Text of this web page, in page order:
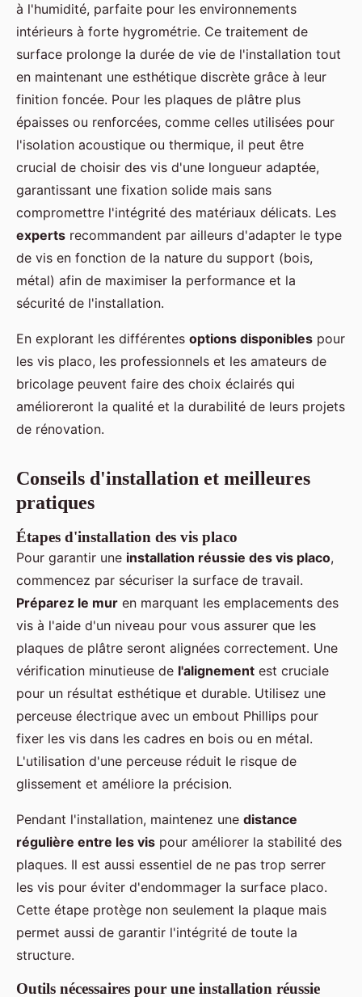
à l'humidité, parfaite pour les environnements
intérieurs à forte hygrométrie. Ce traitement de
surface prolonge la durée de vie de l'installation tout
en maintenant une esthétique discrète grâce à leur
finition foncée. Pour les plaques de plâtre plus
épaisses ou renforcées, comme celles utilisées pour
l'isolation acoustique ou thermique, il peut être
crucial de choisir des vis d'une longueur adaptée,
garantissant une fixation solide mais sans
compromettre l'intégrité des matériaux délicats. Les
experts recommandent par ailleurs d'adapter le type
de vis en fonction de la nature du support (bois,
métal) afin de maximiser la performance et la
sécurité de l'installation.
En explorant les différentes options disponibles pour
les vis placo, les professionnels et les amateurs de
bricolage peuvent faire des choix éclairés qui
amélioreront la qualité et la durabilité de leurs projets
de rénovation.
Conseils d'installation et meilleures
pratiques
Étapes d'installation des vis placo
Pour garantir une installation réussie des vis placo,
commencez par sécuriser la surface de travail.
Préparez le mur en marquant les emplacements des
vis à l'aide d'un niveau pour vous assurer que les
plaques de plâtre seront alignées correctement. Une
vérification minutieuse de l'alignement est cruciale
pour un résultat esthétique et durable. Utilisez une
perceuse électrique avec un embout Phillips pour
fixer les vis dans les cadres en bois ou en métal.
L'utilisation d'une perceuse réduit le risque de
glissement et améliore la précision.
Pendant l'installation, maintenez une distance
régulière entre les vis pour améliorer la stabilité des
plaques. Il est aussi essentiel de ne pas trop serrer
les vis pour éviter d'endommager la surface placo.
Cette étape protège non seulement la plaque mais
permet aussi de garantir l'intégrité de toute la
structure.
Outils nécessaires pour une installation réussie